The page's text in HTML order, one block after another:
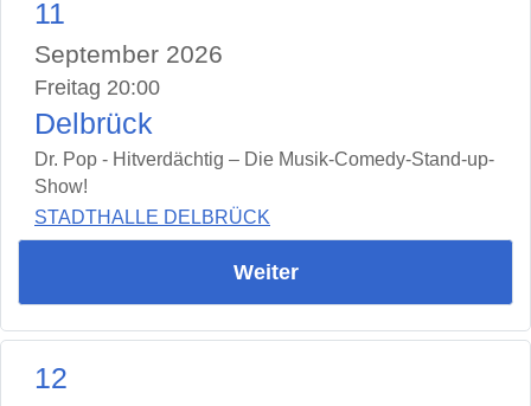
11
September 2026
Freitag 20:00
Delbrück
Dr. Pop - Hitverdächtig – Die Musik-Comedy-Stand-up-
Show!
STADTHALLE DELBRÜCK
Weiter
12